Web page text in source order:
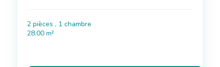
2 pièces , 1 chambre
28.00 m²